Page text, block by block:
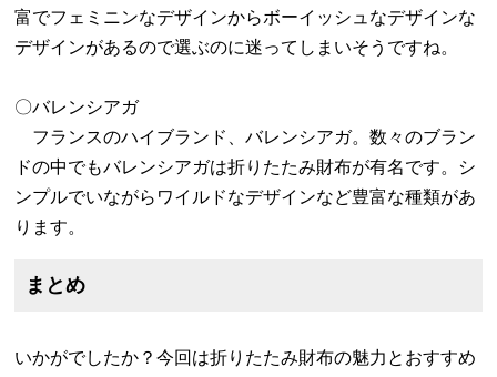
富でフェミニンなデザインからボーイッシュなデザインな
デザインがあるので選ぶのに迷ってしまいそうですね。
〇バレンシアガ
フランスのハイブランド、バレンシアガ。数々のブラン
ドの中でもバレンシアガは折りたたみ財布が有名です。シ
ンプルでいながらワイルドなデザインなど豊富な種類があ
ります。
まとめ
いかがでしたか？今回は折りたたみ財布の魅力とおすすめ